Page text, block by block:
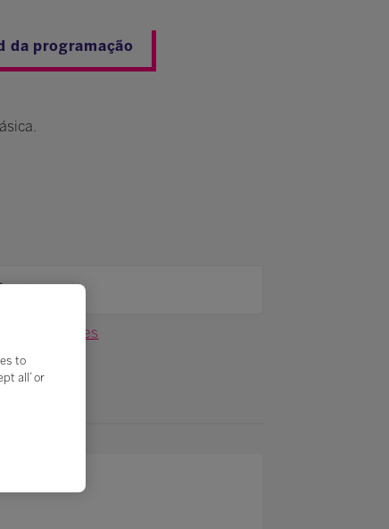
da programação
Filtros
das Ações
to
all’ or